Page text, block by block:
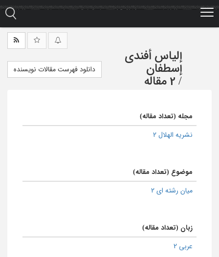
Skip
إلیاس أفندی
إسطفان
/ 2 مقاله
دانلود فهرست مقالات نویسنده
مجله (تعداد مقاله)
نشریه الهلال 2
موضوع (تعداد مقاله)
میان رشته ای 2
زبان (تعداد مقاله)
عربی 2